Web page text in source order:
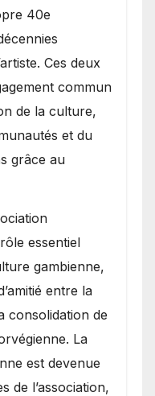
40e
Ces deux
commun
de la culture,
et du
grâce au
essentiel
gambienne,
entre la
consolidation de
La
est devenue
de l’association,